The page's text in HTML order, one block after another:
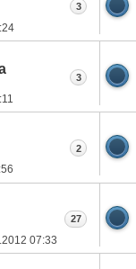
3
3
2
07:33
27